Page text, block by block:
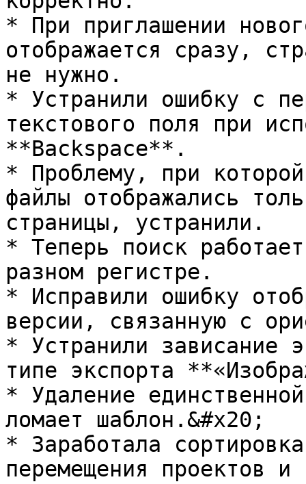
* При приглашении
отображается сразу,
не нужно.
* Устранили ошибку с
текстового поля при
**Backspace**.
* Проблему, при
файлы отображались
страницы, устранили.
* Теперь поиск
разном регистре.
* Исправили ошибку
версии, связанную с
* Устранили зависание
типе экспорта
* Удаление
ломает шаблон.&#x20;
* Заработала
перемещения проектов и